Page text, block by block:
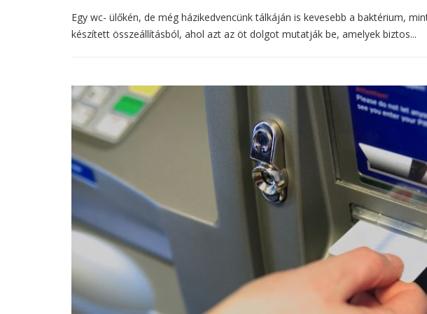
Egy wc- ülőkén, de még házikedvencünk tálkáján is kevesebb a baktérium,
készített összeállításból, ahol azt az öt dolgot mutatják be, amelyek biztos...